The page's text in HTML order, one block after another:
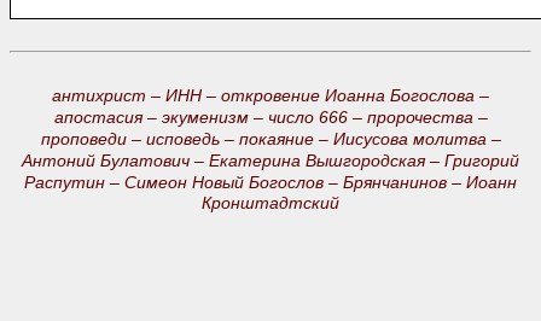
антихрист – ИНН – откровение Иоанна Богослова –
апостасия – экуменизм – число 666 – пророчества –
проповеди – исповедь – покаяние – Иисусова молитва –
Антоний Булатович – Екатерина Вышгородская – Григорий
Распутин – Симеон Новый Богослов – Брянчанинов – Иоанн
Кронштадтский